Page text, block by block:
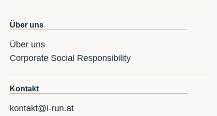
Über uns
Über uns
Corporate Social Responsibility
Kontakt
kontakt@i-run.at